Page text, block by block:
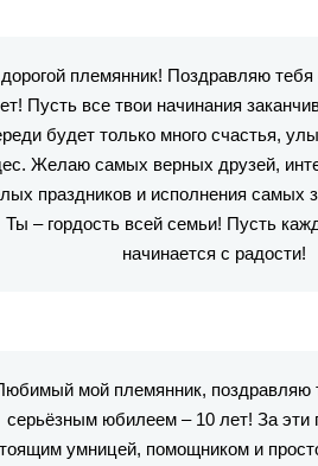
племянник! Поздравляю
Пусть все твои начинания
будет только много счастья,
Желаю самых верных друзей,
праздников и исполнения самых
Ты – гордость всей семьи! Пусть
начинается с радости!
мой племянник, поздравляю
серьёзным юбилеем – 10 лет! За эти
умницей, помощником и